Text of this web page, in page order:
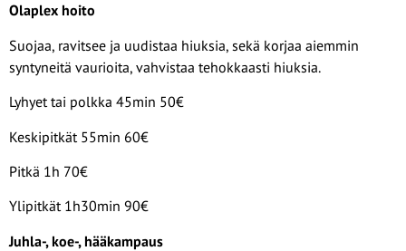
Olaplex hoito
Suojaa, ravitsee ja uudistaa hiuksia, sekä korjaa aiemmin
syntyneitä vaurioita, vahvistaa tehokkaasti hiuksia.
Lyhyet tai polkka 45min 50€
Keskipitkät 55min 60€
Pitkä 1h 70€
Ylipitkät 1h30min 90€
Juhla-, koe-, hääkampaus